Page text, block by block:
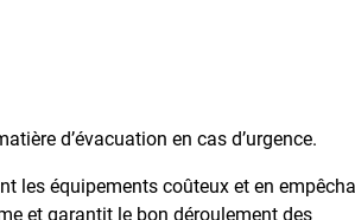
d’évacuation en cas d’urgence.
les équipements coûteux et en
et garantit le bon déroulement des